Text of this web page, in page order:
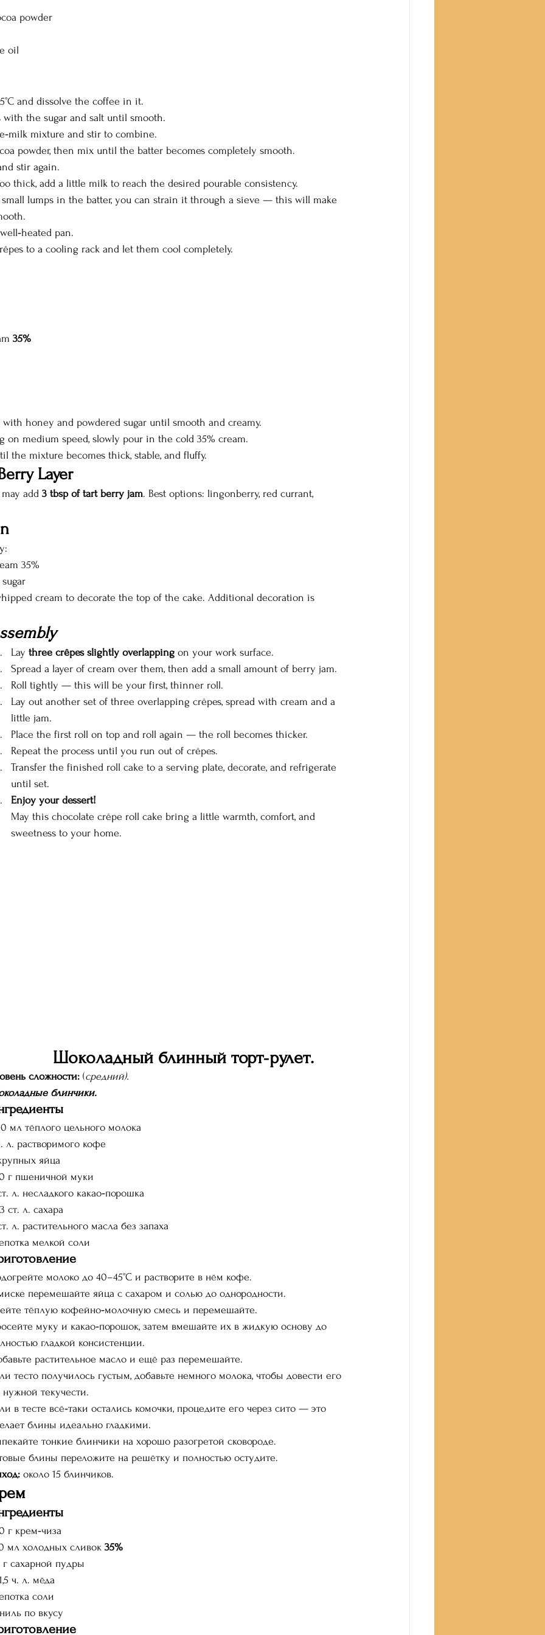
powder
oil
and dissolve the coffee in it.
with the sugar and salt until smooth.
mixture and stir to combine.
powder, then mix until the batter becomes completely smooth.
stir again.
thick, add a little milk to reach the desired pourable consistency.
lumps in the batter, you can strain it through a sieve — this will make
pan.
to a cooling rack and let them cool completely.
35%
with honey and powdered sugar until smooth and creamy.
medium speed, slowly pour in the cold 35% cream.
the mixture becomes thick, stable, and fluffy.
Layer
add 3 tbsp of tart berry jam. Best options: lingonberry, red currant,
35%
cream to decorate the top of the cake. Additional decoration is
Lay three crêpes slightly overlapping on your work surface.
Spread a layer of cream over them, then add a small amount of berry jam.
Roll tightly — this will be your first, thinner roll.
Lay out another set of three overlapping crêpes, spread with cream and a
little jam.
Place the first roll on top and roll again — the roll becomes thicker.
Repeat the process until you run out of crêpes.
Transfer the finished roll cake to a serving plate, decorate, and refrigerate
until set.
Enjoy your dessert!
May this chocolate crêpe roll cake bring a little warmth, comfort, and
sweetness to your home.
Шоколадный блинный торт‑рулет.
сложности: (средний).
блинчики.
мл тёплого цельного молока
л. растворимого кофе
яйца
г пшеничной муки
л. несладкого какао‑порошка
ст. л. сахара
л. растительного масла без запаха
мелкой соли
молоко до 40–45°C и растворите в нём кофе.
перемешайте яйца с сахаром и солью до однородности.
тёплую кофейно‑молочную смесь и перемешайте.
муку и какао‑порошок, затем вмешайте их в жидкую основу до
гладкой консистенции.
растительное масло и ещё раз перемешайте.
тесто получилось густым, добавьте немного молока, чтобы довести его
нужной текучести.
в тесте всё‑таки остались комочки, процедите его через сито — это
блины идеально гладкими.
тонкие блинчики на хорошо разогретой сковороде.
блины переложите на решётку и полностью остудите.
около 15 блинчиков.
г крем‑чиза
мл холодных сливок 35%
г сахарной пудры
ч. л. мёда
соли
по вкусу